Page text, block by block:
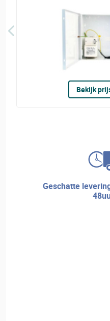
Bekijk
geschatte levering: binnen 24 tot